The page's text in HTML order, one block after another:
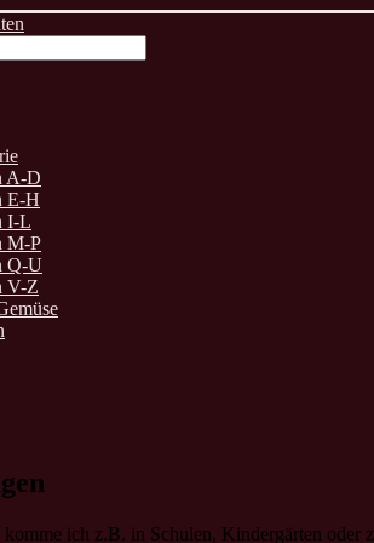
A-D
E-H
I-L
M-P
Q-U
V-Z
ich z.B. in Schulen, Kindergärten oder